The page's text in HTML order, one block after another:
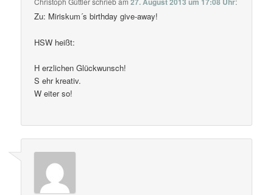
Zu: Miriskum´s birthday give-away!
HSW heißt:
H erzlichen Glückwunsch!
S ehr kreativ.
W eiter so!